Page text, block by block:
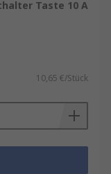
Taste 10 A
10,65 €/Stück